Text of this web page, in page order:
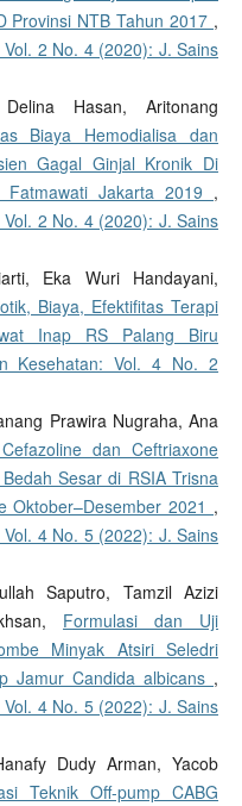
Provinsi NTB Tahun 2017 ,
2 No. 4 (2020): J. Sains
Hasan, Aritonang
Biaya Hemodialisa dan
Gagal Ginjal Kronik Di
Jakarta 2019 ,
2 No. 4 (2020): J. Sains
Eka Wuri Handayani,
Biaya, Efektifitas Terapi
Inap RS Palang Biru
Kesehatan: Vol. 4 No. 2
Prawira Nugraha, Ana
dan Ceftriaxone
Sesar di RSIA Trisna
Oktober–Desember 2021 ,
4 No. 5 (2022): J. Sains
Saputro, Tamzil Azizi
Formulasi dan Uji
Minyak Atsiri Seledri
Jamur Candida albicans ,
4 No. 5 (2022): J. Sains
Dudy Arman, Yacob
Teknik Off-pump CABG